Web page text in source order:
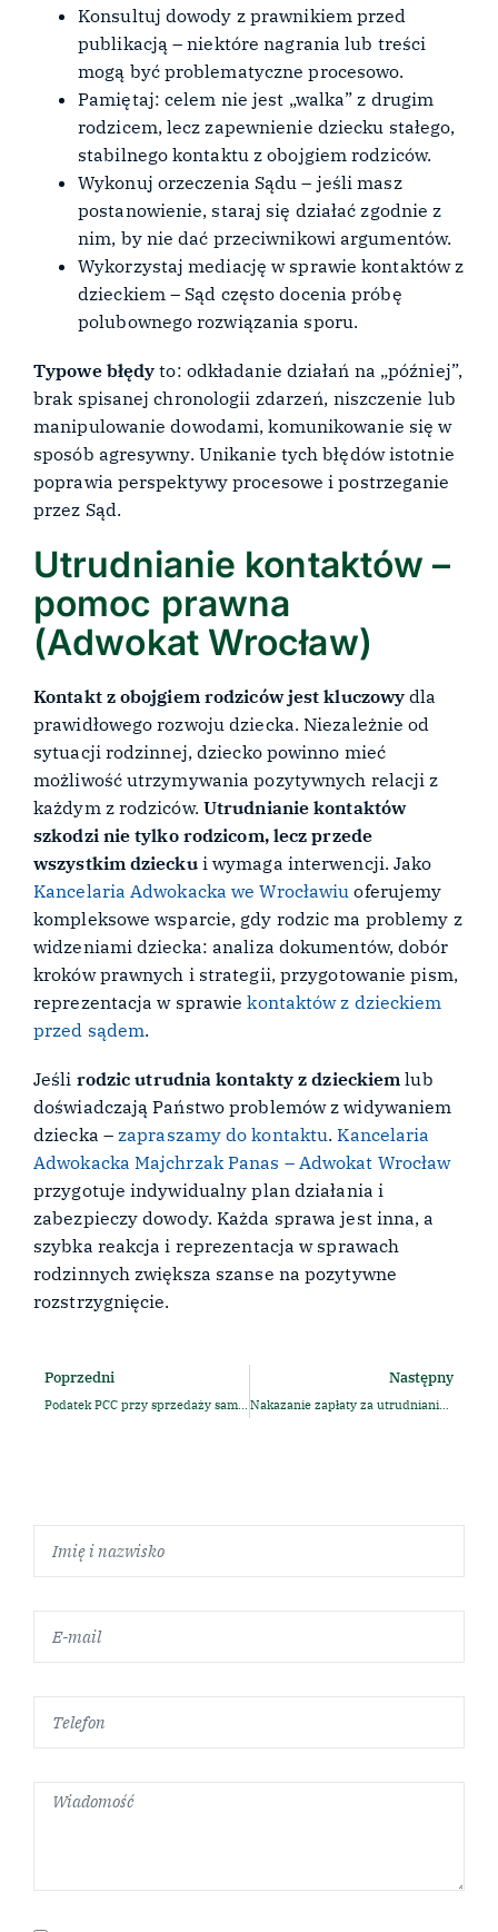
Konsultuj dowody z prawnikiem przed
publikacją – niektóre nagrania lub treści
mogą być problematyczne procesowo.
Pamiętaj: celem nie jest „walka” z drugim
rodzicem, lecz zapewnienie dziecku stałego,
stabilnego kontaktu z obojgiem rodziców.
Wykonuj orzeczenia Sądu – jeśli masz
postanowienie, staraj się działać zgodnie z
nim, by nie dać przeciwnikowi argumentów.
Wykorzystaj mediację w sprawie kontaktów z
dzieckiem – Sąd często docenia próbę
polubownego rozwiązania sporu.
Typowe błędy to: odkładanie działań na „później”,
brak spisanej chronologii zdarzeń, niszczenie lub
manipulowanie dowodami, komunikowanie się w
sposób agresywny. Unikanie tych błędów istotnie
poprawia perspektywy procesowe i postrzeganie
przez Sąd.
Utrudnianie kontaktów –
pomoc prawna
(Adwokat Wrocław)
Kontakt z obojgiem rodziców jest kluczowy dla
prawidłowego rozwoju dziecka. Niezależnie od
sytuacji rodzinnej, dziecko powinno mieć
możliwość utrzymywania pozytywnych relacji z
każdym z rodziców. Utrudnianie kontaktów
szkodzi nie tylko rodzicom, lecz przede
wszystkim dzieckui wymaga interwencji. Jako
Kancelaria Adwokacka we Wrocławiu oferujemy
kompleksowe wsparcie, gdy rodzic ma problemy z
widzeniami dziecka: analiza dokumentów, dobór
kroków prawnych i strategii, przygotowanie pism,
reprezentacja w sprawiekontaktów z dzieckiem
przed sądem.
Jeśli rodzic utrudnia kontakty z dzieckiem lub
doświadczają Państwo problemów z widywaniem
dziecka – zapraszamy do kontaktu.Kancelaria
Adwokacka Majchrzak Panas – Adwokat Wrocław
przygotuje indywidualny plan działania i
zabezpieczy dowody. Każda sprawa jest inna, a
szybka reakcja i reprezentacja w sprawach
rodzinnych zwiększa szanse na pozytywne
rozstrzygnięcie.
Poprzedni
Podatek PCC przy sprzedaży samochodu – kiedy i ile zapłacić? Poradnik podatkowy
Następny
Nakazanie zapłaty za utrudnianie kontaktów z dzieckiem – kara pieniężna dla rodzica. Jak uzyskać, a jak się bronić?